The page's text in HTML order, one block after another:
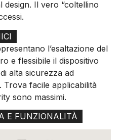
Il vero “coltellino
l’esaltazione del
e flessibile il dispositivo
alta sicurezza ad
Trova facile applicabilità
sono massimi.
E FUNZIONALITÀ